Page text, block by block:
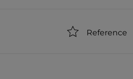
Reference